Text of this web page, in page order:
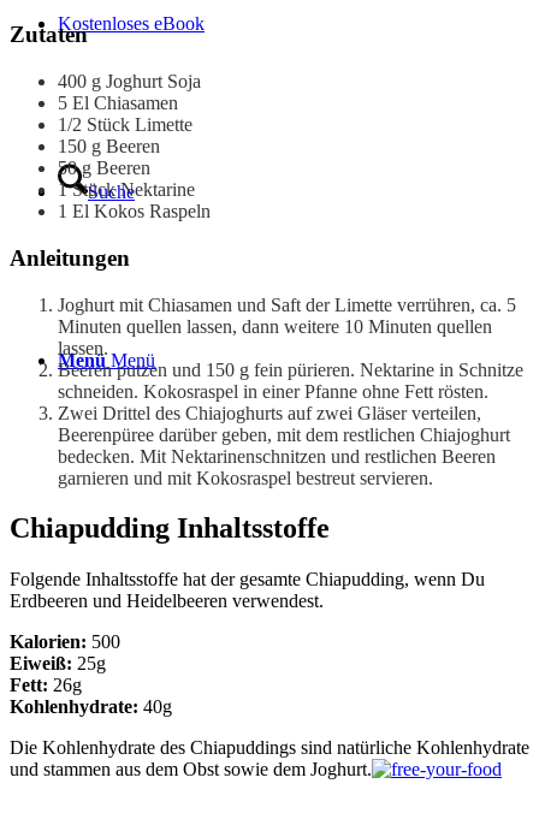
Kostenloses eBook
Suche
Menü Menü
Zutaten
400 g Joghurt Soja
5 El Chiasamen
1/2 Stück Limette
150 g Beeren
50 g Beeren
1 Stück Nektarine
1 El Kokos Raspeln
Anleitungen
Joghurt mit Chiasamen und Saft der Limette verrühren, ca. 5
Minuten quellen lassen, dann weitere 10 Minuten quellen
lassen.
Beeren putzen und 150 g fein pürieren. Nektarine in Schnitze
schneiden. Kokosraspel in einer Pfanne ohne Fett rösten.
Zwei Drittel des Chiajoghurts auf zwei Gläser verteilen,
Beerenpüree darüber geben, mit dem restlichen Chiajoghurt
bedecken. Mit Nektarinenschnitzen und restlichen Beeren
garnieren und mit Kokosraspel bestreut servieren.
Chiapudding Inhaltsstoffe
Folgende Inhaltsstoffe hat der gesamte Chiapudding, wenn Du
Erdbeeren und Heidelbeeren verwendest.
Kalorien: 500
Eiweiß: 25g
Fett: 26g
Kohlenhydrate: 40g
Die Kohlenhydrate des Chiapuddings sind natürliche Kohlenhydrate
und stammen aus dem Obst sowie dem Joghurt.